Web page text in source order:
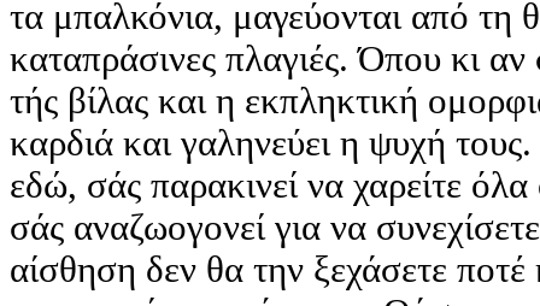
τα μπαλκόνια, μαγεύονται από τη
καταπράσινες πλαγιές. Όπου κι
τής βίλας και η εκπληκτική
καρδιά και γαληνεύει η ψυχή
εδώ, σάς παρακινεί να χαρείτε
σάς αναζωογονεί για να
αίσθηση δεν θα την ξεχάσετε